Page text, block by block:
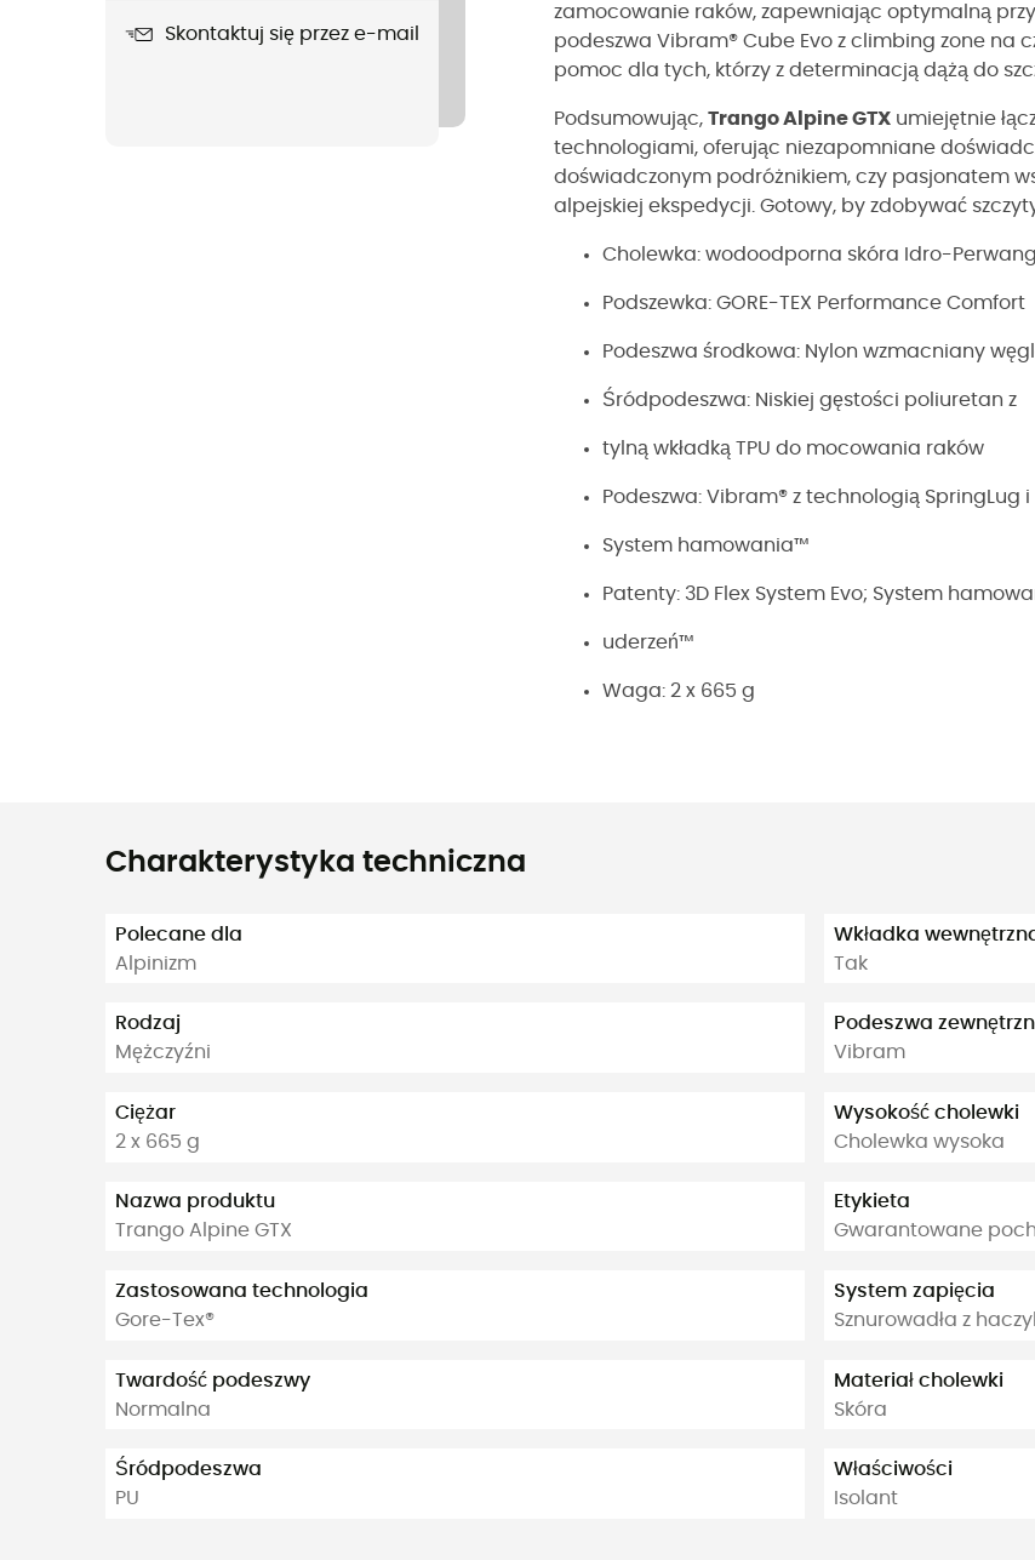
Skontaktuj się przez e-mail
zamocowanie raków, zapewniając optymalną
podeszwa Vibram® Cube Evo z climbing zone na
pomoc dla tych, którzy z determinacją dążą do
Podsumowując, Trango Alpine GTX umiejętnie
technologiami, oferując niezapomniane
doświadczonym podróżnikiem, czy pasjonatem
alpejskiej ekspedycji. Gotowy, by zdobywać
Cholewka: wodoodporna skóra Idro-
Podszewka: GORE-TEX Performance Comfort
Podeszwa środkowa: Nylon wzmacniany
Śródpodeszwa: Niskiej gęstości poliuretan z
tylną wkładką TPU do mocowania raków
Podeszwa: Vibram® z technologią SpringLug
System hamowania™
Patenty: 3D Flex System Evo; System
uderzeń™
Waga: 2 x 665 g
Charakterystyka techniczna
Polecane dla
Alpinizm
Rodzaj
Mężczyźni
Ciężar
2 x 665 g
Nazwa produktu
Trango Alpine GTX
Zastosowana technologia
Gore-Tex®
Twardość podeszwy
Normalna
Śródpodeszwa
PU
Wkładka
Tak
Podeszwa
Vibram
Wysokość cholewki
Cholewka wysoka
Etykieta
Gwarantowane
System zapięcia
Sznurowadła z
Materiał cholewki
Skóra
Właściwości
Isolant